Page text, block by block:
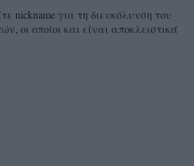
nickname για τη διευκόλυνση του
οι οποίοι και είναι αποκλειστικά